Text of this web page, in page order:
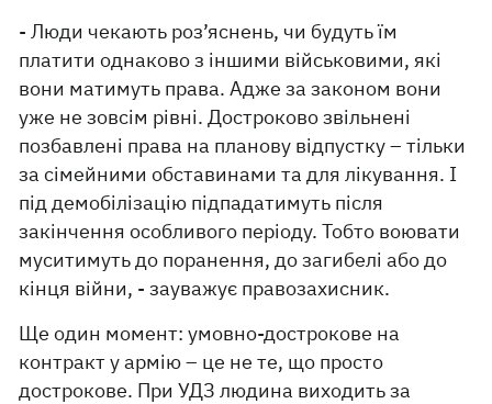
- Люди чекають роз’яснень, чи будуть їм
платити однаково з іншими військовими, які
вони матимуть права. Адже за законом вони
уже не зовсім рівні. Достроково звільнені
позбавлені права на планову відпустку – тільки
за сімейними обставинами та для лікування. І
під демобілізацію підпадатимуть після
закінчення особливого періоду. Тобто воювати
муситимуть до поранення, до загибелі або до
кінця війни, - зауважує правозахисник.
Ще один момент: умовно-дострокове на
контракт у армію – це не те, що просто
дострокове. При УДЗ людина виходить за